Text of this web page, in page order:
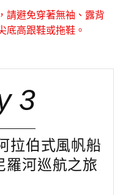
請避免穿著無袖、露背
底高跟鞋或拖鞋。
3
拉伯式風帆船
羅河巡航之旅